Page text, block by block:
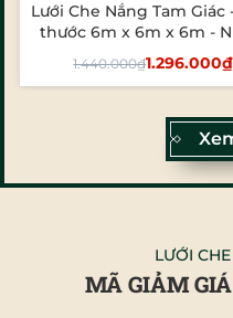
- 10%
Lưới Che Nắng Tam Giác
thước 6m x 6m x 6m -
màu
1.440.000₫1.296.000₫
LƯỚI
MÃ GIẢM